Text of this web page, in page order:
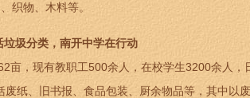
织物、木料等。
垃圾分类，南开中学在行动
亩，现有教职工500余人，在校学生3200余人，
纸、旧书报、食品包装、厨余物品等，其中以废